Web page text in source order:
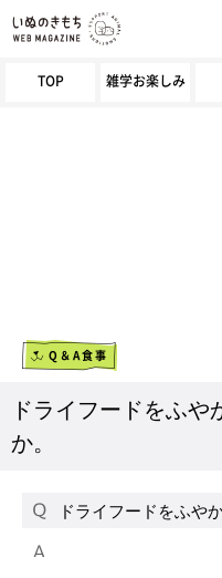
TOP 雑学お楽しみ
Q＆A食事
ドライフードをふ
か。
ドライフードをふや